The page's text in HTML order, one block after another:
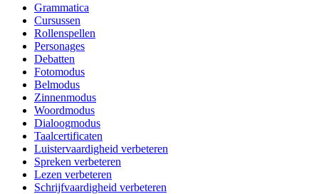
Grammatica
Cursussen
Rollenspellen
Personages
Debatten
Fotomodus
Belmodus
Zinnenmodus
Woordmodus
Dialoogmodus
Taalcertificaten
Luistervaardigheid verbeteren
Spreken verbeteren
Lezen verbeteren
Schrijfvaardigheid verbeteren